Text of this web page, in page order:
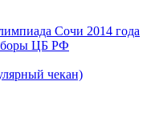
Сочи 2014 года
ЦБ РФ
чекан)